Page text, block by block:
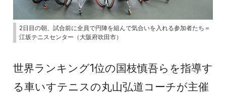
2日目の朝、試合前に全員で円陣を組んで気合いを入れる参加者たち＝
江坂テニスセンター（大阪府吹田市）
世界ランキング1位の国枝慎吾らを指導す
る車いすテニスの丸山弘道コーチが主催